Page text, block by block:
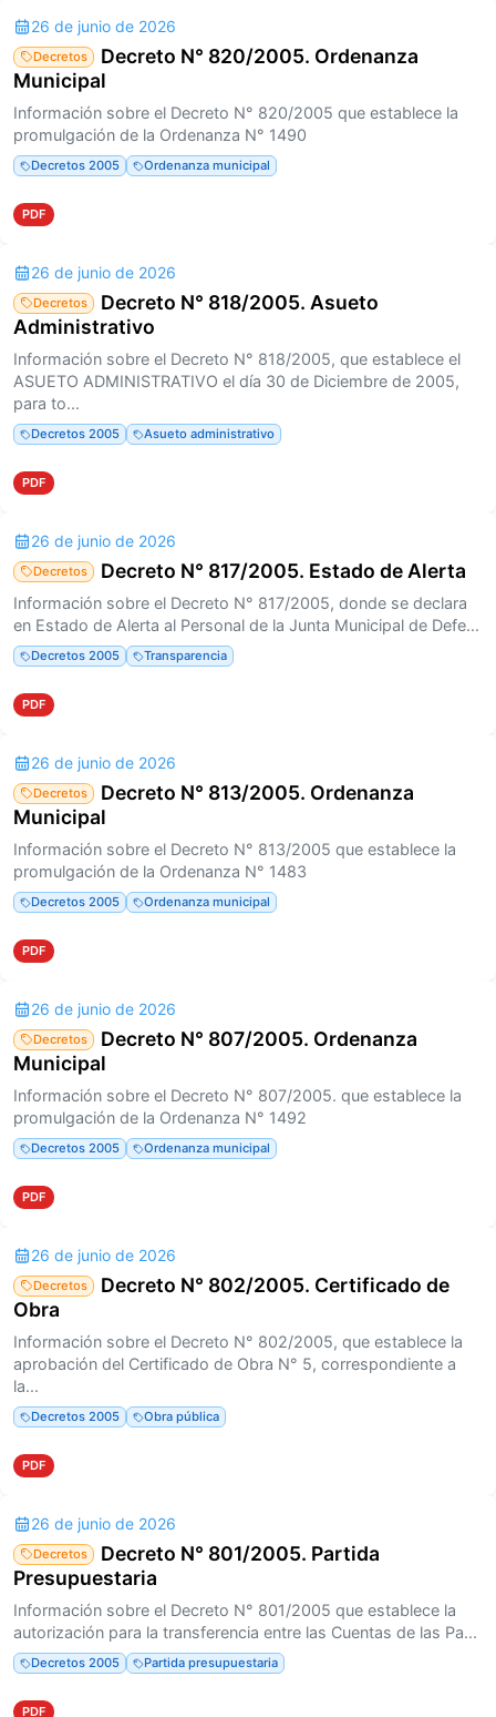
26 de junio de 2026
Decretos
Decreto N° 820/2005. Ordenanza
Municipal
Información sobre el Decreto N° 820/2005 que establece la
promulgación de la Ordenanza N° 1490
Decretos 2005 Ordenanza municipal
PDF
26 de junio de 2026
Decretos
Decreto N° 818/2005. Asueto
Administrativo
Información sobre el Decreto N° 818/2005, que establece el
ASUETO ADMINISTRATIVO el día 30 de Diciembre de 2005,
para to...
Decretos 2005 Asueto administrativo
PDF
26 de junio de 2026
Decretos Decreto N° 817/2005. Estado de Alerta
Información sobre el Decreto N° 817/2005, donde se declara
en Estado de Alerta al Personal de la Junta Municipal de Defe...
Decretos 2005 Transparencia
PDF
26 de junio de 2026
Decretos
Decreto N° 813/2005. Ordenanza
Municipal
Información sobre el Decreto N° 813/2005 que establece la
promulgación de la Ordenanza N° 1483
Decretos 2005 Ordenanza municipal
PDF
26 de junio de 2026
Decretos
Decreto N° 807/2005. Ordenanza
Municipal
Información sobre el Decreto N° 807/2005. que establece la
promulgación de la Ordenanza N° 1492
Decretos 2005 Ordenanza municipal
PDF
26 de junio de 2026
Decretos
Decreto N° 802/2005. Certificado de
Obra
Información sobre el Decreto N° 802/2005, que establece la
aprobación del Certificado de Obra N° 5, correspondiente a
la...
Decretos 2005 Obra pública
PDF
26 de junio de 2026
Decretos
Decreto N° 801/2005. Partida
Presupuestaria
Información sobre el Decreto N° 801/2005 que establece la
autorización para la transferencia entre las Cuentas de las Pa...
Decretos 2005 Partida presupuestaria
PDF